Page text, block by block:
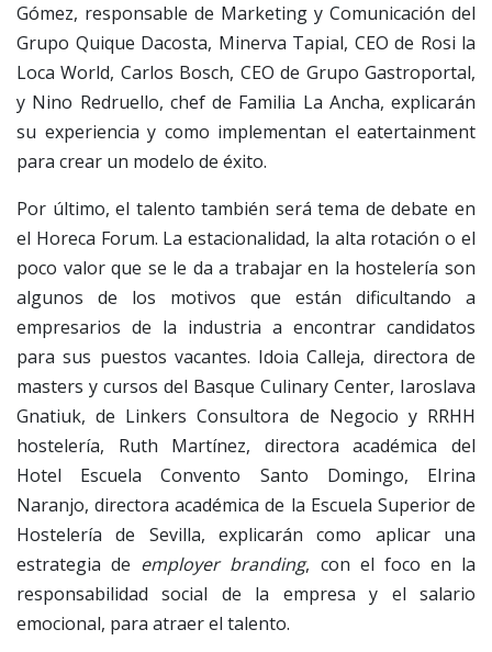
Gómez, responsable de Marketing y Comunicación del
Grupo Quique Dacosta, Minerva Tapial, CEO de Rosi la
Loca World, Carlos Bosch, CEO de Grupo Gastroportal,
y Nino Redruello, chef de Familia La Ancha, explicarán
su experiencia y como implementan el eatertainment
para crear un modelo de éxito.
Por último, el talento también será tema de debate en
el Horeca Forum. La estacionalidad, la alta rotación o el
poco valor que se le da a trabajar en la hostelería son
algunos de los motivos que están dificultando a
empresarios de la industria a encontrar candidatos
para sus puestos vacantes. Idoia Calleja, directora de
masters y cursos del Basque Culinary Center, Iaroslava
Gnatiuk, de Linkers Consultora de Negocio y RRHH
hostelería, Ruth Martínez, directora académica del
Hotel Escuela Convento Santo Domingo, EIrina
Naranjo, directora académica de la Escuela Superior de
Hostelería de Sevilla, explicarán como aplicar una
estrategia de employer branding, con el foco en la
responsabilidad social de la empresa y el salario
emocional, para atraer el talento.